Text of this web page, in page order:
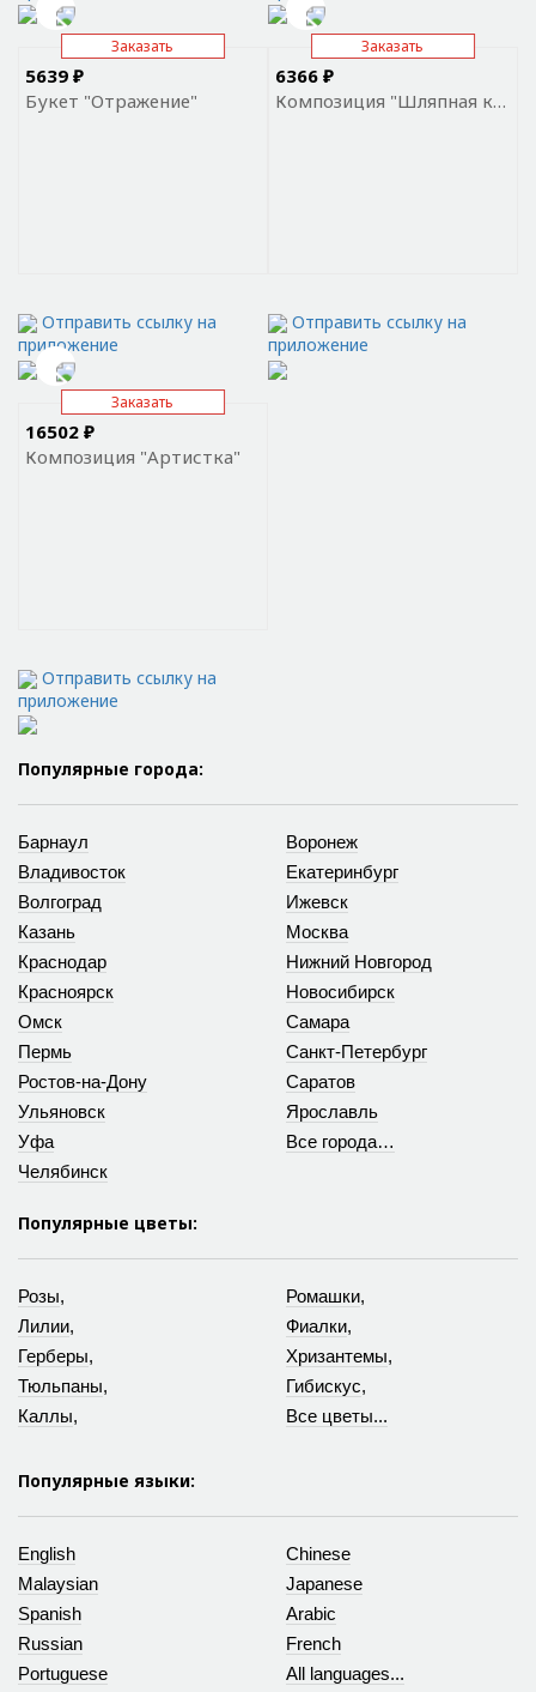
Заказать
5639 ₽
Букет "Отражение"
Отправить ссылку на
приложение
Заказать
6366 ₽
Композиция "Шляпная коробка с мимозой"
Отправить ссылку на
приложение
Заказать
16502 ₽
Композиция "Артистка"
Отправить ссылку на
приложение
Популярные города:
Барнаул
Владивосток
Волгоград
Воронеж
Екатеринбург
Ижевск
Казань
Краснодар
Красноярск
Москва
Нижний Новгород
Новосибирск
Омск
Пермь
Ростов-на-Дону
Самара
Санкт-Петербург
Саратов
Ульяновск
Уфа
Челябинск
Ярославль
Все города…
Популярные цветы:
Розы,
Лилии,
Герберы,
Тюльпаны,
Каллы,
Ромашки,
Фиалки,
Хризантемы,
Гибискус,
Все цветы...
Популярные языки:
English
Malaysian
Chinese
Japanese
Spanish
Russian
Arabic
French
Portuguese
All languages...